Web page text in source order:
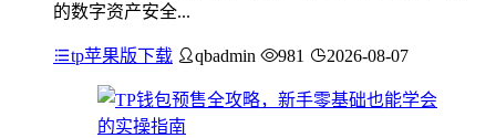
的数字资产安全...
tp苹果版下载 qbadmin 981 2026-08-07